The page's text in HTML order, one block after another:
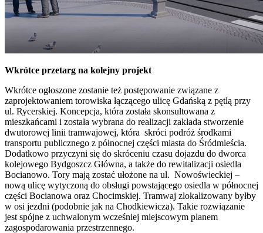
Wkrótce przetarg na kolejny projekt
Wkrótce ogłoszone zostanie też postępowanie związane z
zaprojektowaniem torowiska łączącego ulicę Gdańską z pętlą przy
ul. Rycerskiej. Koncepcja, która została skonsultowana z
mieszkańcami i została wybrana do realizacji zakłada stworzenie
dwutorowej linii tramwajowej, która skróci podróż środkami
transportu publicznego z północnej części miasta do Śródmieścia.
Dodatkowo przyczyni się do skróceniu czasu dojazdu do dworca
kolejowego Bydgoszcz Główna, a także do rewitalizacji osiedla
Bocianowo. Tory mają zostać ułożone na ul. Nowoświeckiej –
nową ulicę wytyczoną do obsługi powstającego osiedla w północnej
części Bocianowa oraz Chocimskiej. Tramwaj zlokalizowany byłby
w osi jezdni (podobnie jak na Chodkiewicza). Takie rozwiązanie
jest spójne z uchwalonym wcześniej miejscowym planem
zagospodarowania przestrzennego.